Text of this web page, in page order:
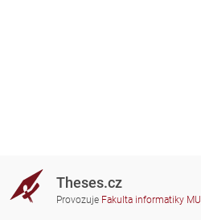
Theses.cz
Provozuje Fakulta informatiky MU